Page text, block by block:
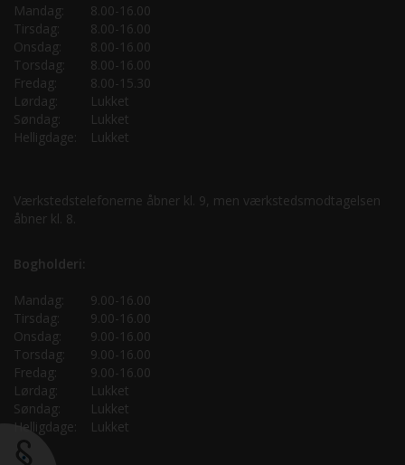
Mandag:
8.00-16.00
Tirsdag:
8.00-16.00
Onsdag:
8.00-16.00
Torsdag:
8.00-16.00
Fredag:
8.00-15.30
Lørdag:
Lukket
Søndag:
Lukket
Helligdage:
Lukket
Værkstedstelefonerne åbner kl. 9, men værkstedsmodtagelsen
åbner kl. 8.
Bogholderi:
Mandag:
9.00-16.00
Tirsdag:
9.00-16.00
Onsdag:
9.00-16.00
Torsdag:
9.00-16.00
Fredag:
9.00-16.00
Lørdag:
Lukket
Søndag:
Lukket
Helligdage:
Lukket